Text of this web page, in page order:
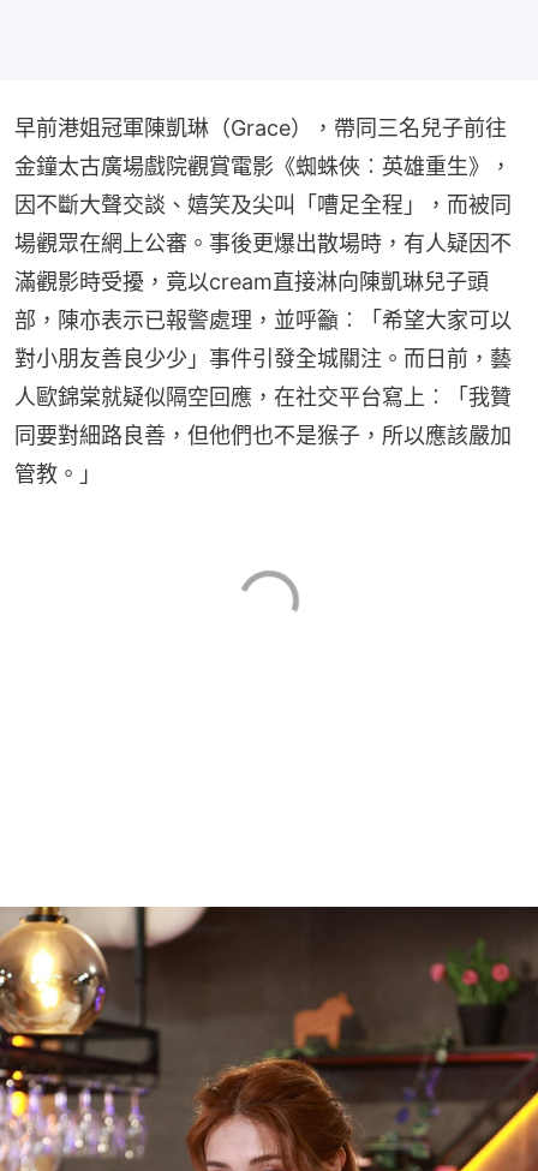
早前港姐冠軍陳凱琳（Grace），帶同三名兒子前往
金鐘太古廣場戲院觀賞電影《蜘蛛俠︰英雄重生》，
因不斷大聲交談、嬉笑及尖叫「嘈足全程」，而被同
場觀眾在網上公審。事後更爆出散場時，有人疑因不
滿觀影時受擾，竟以cream直接淋向陳凱琳兒子頭
部，陳亦表示已報警處理，並呼籲︰「希望大家可以
對小朋友善良少少」事件引發全城關注。而日前，藝
人歐錦棠就疑似隔空回應，在社交平台寫上︰「我贊
同要對細路良善，但他們也不是猴子，所以應該嚴加
管教。」